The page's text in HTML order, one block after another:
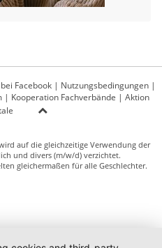
Facebook | Nutzungsbedingungen |
| Kooperation Fachverbände | Aktion
auf die gleichzeitige Verwendung der
und divers (m/w/d) verzichtet.
gleichermaßen für alle Geschlechter.